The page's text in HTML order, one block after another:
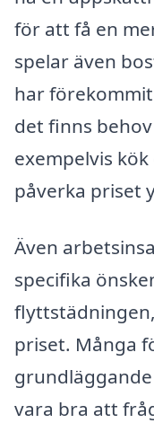
för att få en
spelar även
har
det finns
exempelvis
påverka priset
Även
specifika
priset. Många
vara bra att